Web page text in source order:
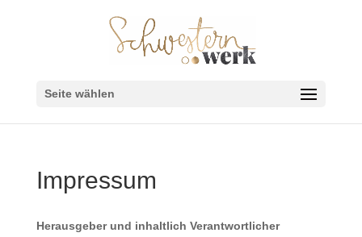
Seite wählen
Impressum
Herausgeber und inhaltlich Verantwortlicher